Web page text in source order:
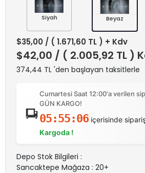
Siyah Beyaz
$35,00 / ( 1.671,60 TL ) + Kdv
$42,00 / ( 2.005,92 TL )
374,44 TL 'den başlayan taksitlerle
Cumartesi Saat 12:00'a verilen
GÜN KARGO!
05:55:05içerisinde
Kargoda !
Depo Stok Bilgileri :
Sancaktepe Mağaza : 20+